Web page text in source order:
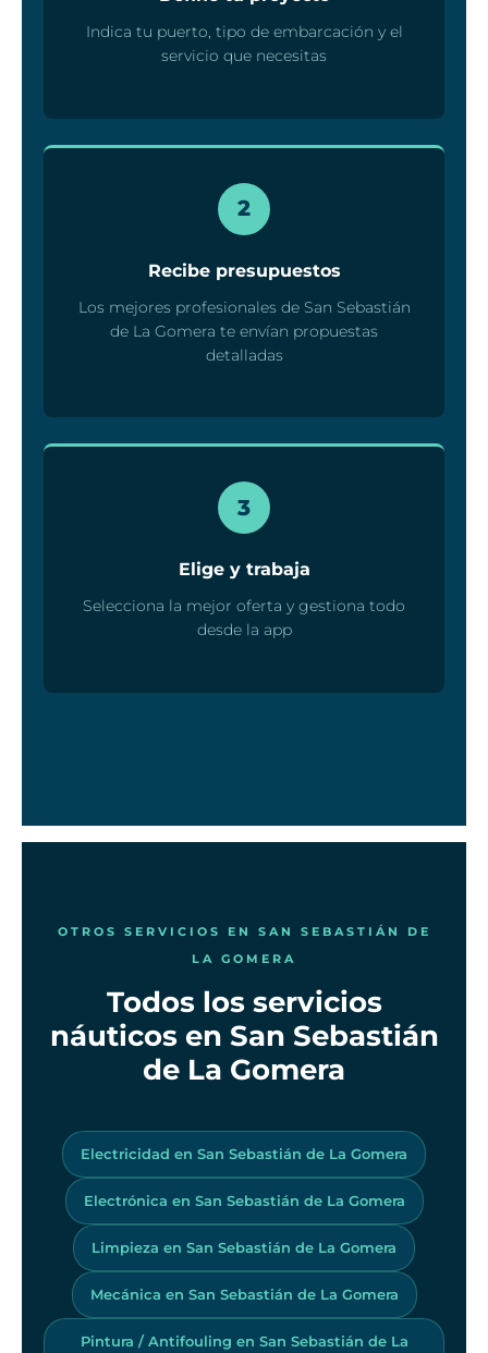
Indica tu puerto, tipo de embarcación y el
servicio que necesitas
2
Recibe presupuestos
Los mejores profesionales de San Sebastián
de La Gomera te envían propuestas
detalladas
3
Elige y trabaja
Selecciona la mejor oferta y gestiona todo
desde la app
OTROS SERVICIOS EN SAN SEBASTIÁN DE
LA GOMERA
Todos los servicios
náuticos en San Sebastián
de La Gomera
Electricidad en San Sebastián de La Gomera
Electrónica en San Sebastián de La Gomera
Limpieza en San Sebastián de La Gomera
Mecánica en San Sebastián de La Gomera
Pintura / Antifouling en San Sebastián de La